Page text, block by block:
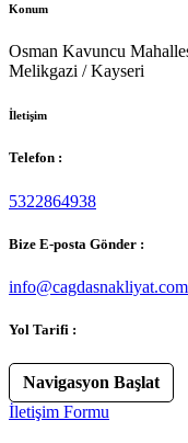
Konum
Osman Kavuncu
Melikgazi / Kayseri
İletişim
Telefon :
5322864938
Bize E-posta Gönder :
Yol Tarifi :
Navigasyon Başlat
İletişim Formu